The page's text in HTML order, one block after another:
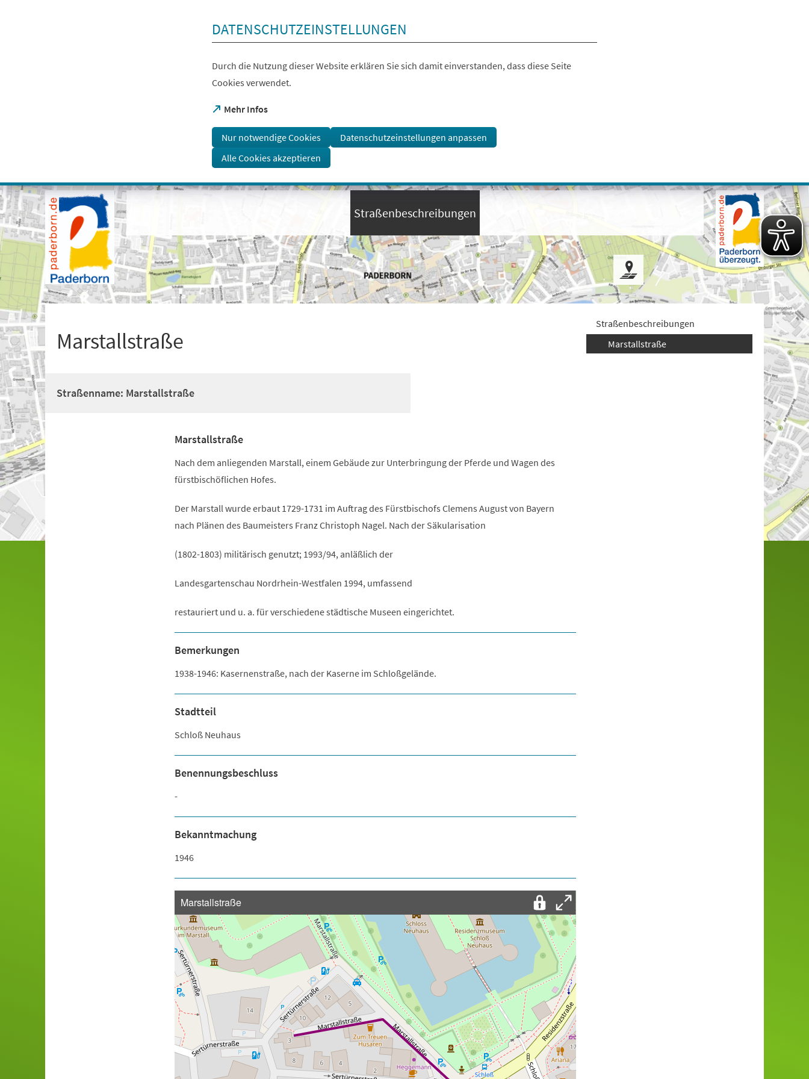
Visuelle
Assistenzsoftware
öffnen.
Mit
der
Tastatur
erreichbar
über
+
DATENSCHUTZEINSTELLUNGEN
Durch die Nutzung dieser Website erklären Sie sich damit einverstanden, dass diese Seite
Cookies verwendet.
Mehr Infos
(Öffnet
einem
neuen
Tab)
Nur notwendige Cookies
Datenschutzeinstellungen anpassen
Alle Cookies akzeptieren
Straßenbeschreibungen
Marstallstraße
Straßenname: Marstallstraße
Marstallstraße
Nach dem anliegenden Marstall, einem Gebäude zur Unterbringung der Pferde und Wagen des
fürstbischöflichen Hofes.
Der Marstall wurde erbaut 1729-1731 im Auftrag des Fürstbischofs Clemens August von Bayern
nach Plänen des Baumeisters Franz Christoph Nagel. Nach der Säkularisation
(1802-1803) militärisch genutzt; 1993/94, anläßlich der
Landesgartenschau Nordrhein-Westfalen 1994, umfassend
restauriert und u. a. für verschiedene städtische Museen eingerichtet.
Bemerkungen
1938-1946: Kasernenstraße, nach der Kaserne im Schloßgelände.
Stadtteil
Schloß Neuhaus
Benennungsbeschluss
-
Bekanntmachung
1946
Marstallstraße
Straßenbeschreibungen
Marstallstraße